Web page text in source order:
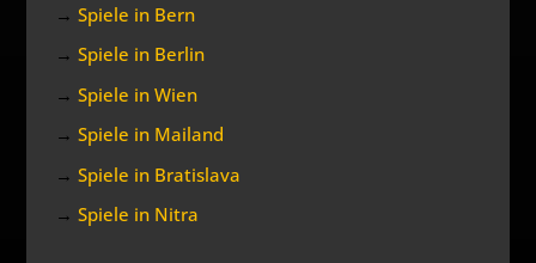
→Spiele in Bern
→Spiele in Berlin
→Spiele in Wien
→Spiele in Mailand
→Spiele in Bratislava
→Spiele in Nitra